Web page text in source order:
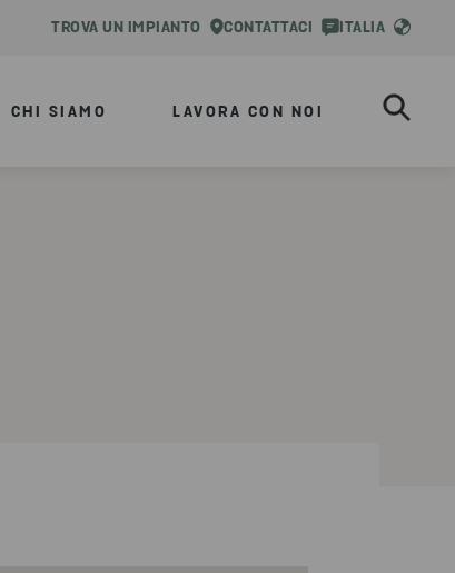
TROVA UN IMPIANTO CONTATTACI ITALIA
CHI SIAMO LAVORA CON NOI